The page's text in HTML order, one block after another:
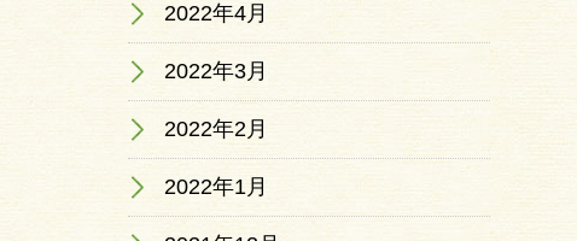
2022年4月
2022年3月
2022年2月
2022年1月